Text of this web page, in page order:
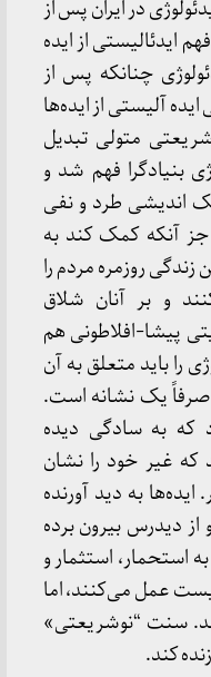
در ایران پس از
ایدئالیستی از ایده
چنانکه پس از
آلیستی از ایده‌ها
متولی تبدیل
بنیادگرا فهم شد و
اندیشی طرد و نفی
آنکه کمک کند به
روزمره مردم را
و بر آنان شلاق
پیشا-افلاطونی هم
را باید متعلق به آن
یک نشانه است.
که به سادگی دیده
غیر خود را نشان
ایده‌ها به دید آورنده
دیدرس بیرون برده
استحمار، استثمار و
عمل می‌کنند، اما
سنت “نوشریعتی»
کند.